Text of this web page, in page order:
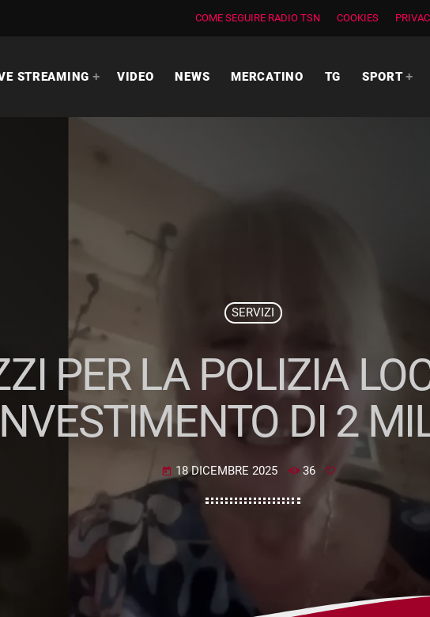
COME SEGUIRE RADIO TSN COOKIES
STREAMING VIDEO NEWS MERCATINO TG SPORT
SERVIZI
PER LA POLIZIA
DI 2
today 18 DICEMBRE 2025 36